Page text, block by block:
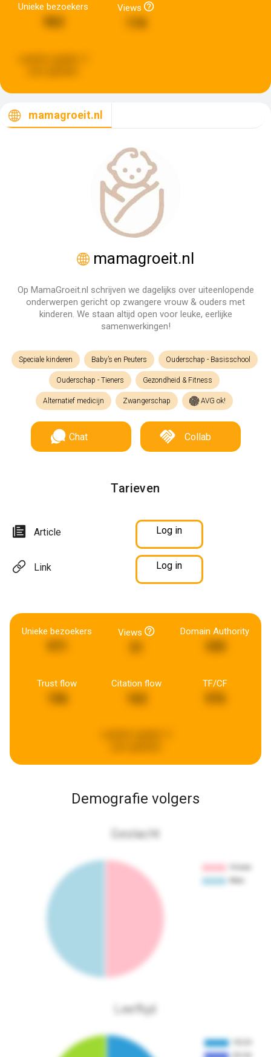
Unieke bezoekers
962
Views
mamagroeit.nl
mamagroeit.nl
Op MamaGroeit.nl schrijven we dagelijks over uiteenlopende
onderwerpen gericht op zwangere vrouw & ouders met
kinderen. We staan altijd open voor leuke, eerlijke
samenwerkingen!
Speciale kinderen Baby’s en Peuters Ouderschap - Basisschool
Ouderschap - Tieners Gezondheid & Fitness
Alternatief medicijn Zwangerschap AVG ok!
Chat Collab
Tarieven
Article Log in
Link Log in
Unieke bezoekers Views Domain Authority
Trust flow Citation flow TF/CF
Demografie volgers
Geslacht
Leeftijd